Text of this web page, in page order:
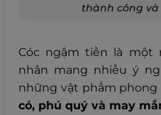
thành công
Cóc ngậm tiền là một
nhân mang nhiều ý
những vật phẩm
có, phú quý và may